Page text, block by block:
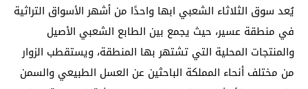
يُعد سوق الثلاثاء الشعبي ابها واحدًا من أشهر الأسواق التراثية
في منطقة عسير، حيث يجمع بين الطابع الشعبي الأصيل
والمنتجات المحلية التي تشتهر بها المنطقة، ويستقطب الزوار
من مختلف أنحاء المملكة الباحثين عن العسل الطبيعي والسمن